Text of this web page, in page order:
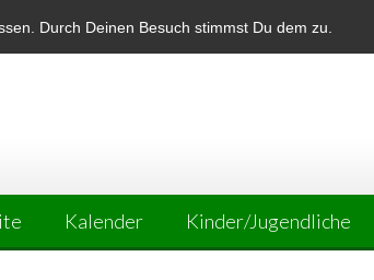
Durch Deinen Besuch stimmst Du dem zu.
Kalender Kinder/Jugendliche